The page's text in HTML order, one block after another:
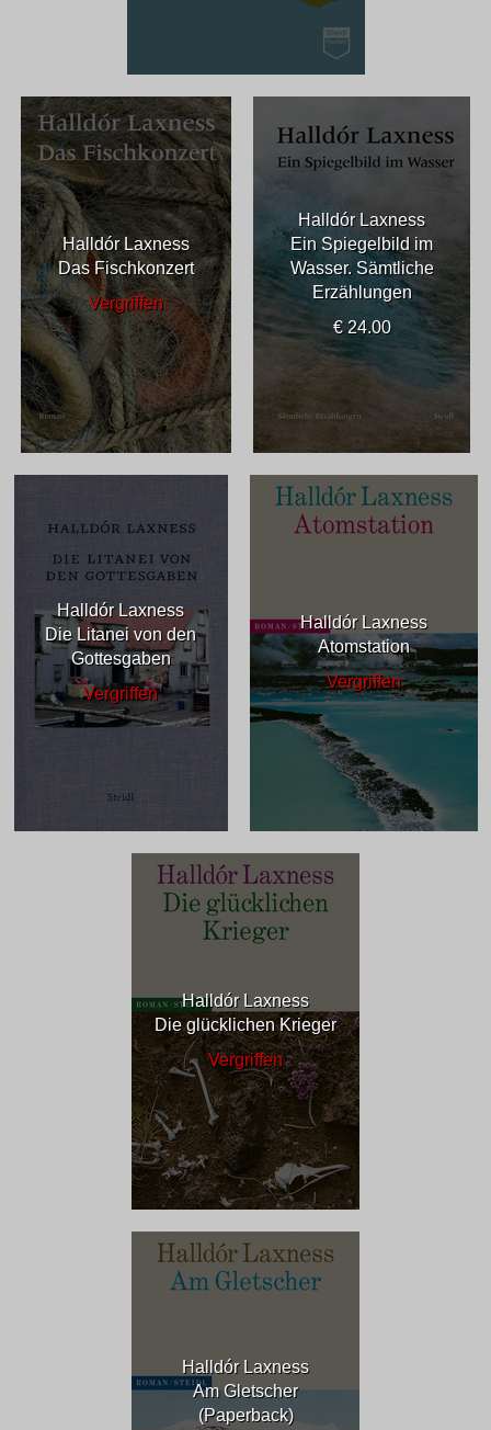
Halldór Laxness
Das Fischkonzert
Vergriffen
Halldór Laxness
Ein Spiegelbild im
Wasser. Sämtliche
Erzählungen
€ 24.00
Halldór Laxness
Die Litanei von den
Gottesgaben
Vergriffen
Halldór Laxness
Atomstation
Vergriffen
Halldór Laxness
Die glücklichen Krieger
Vergriffen
Halldór Laxness
Am Gletscher
(Paperback)